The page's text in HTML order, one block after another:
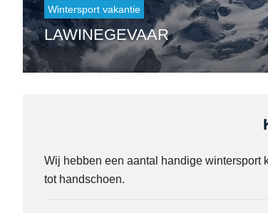
Wintersport vakantie
LAWINEGEVAAR
Wij hebben een aantal handige wintersport
tot handschoen.